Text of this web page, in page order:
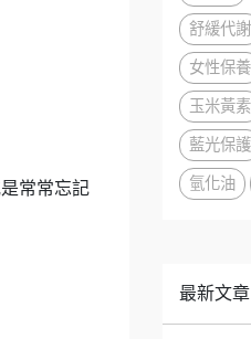
常常忘記
舒緩代謝
女性保養
玉米黃素
藍光保護
氫化油
最新文章